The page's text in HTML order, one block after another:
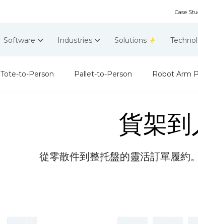
Case
Software Industries Solutions
Tote-to-Person Pallet-to-Person Robot Arm
貨架
從零散件到整托盤的靈活訂單履約